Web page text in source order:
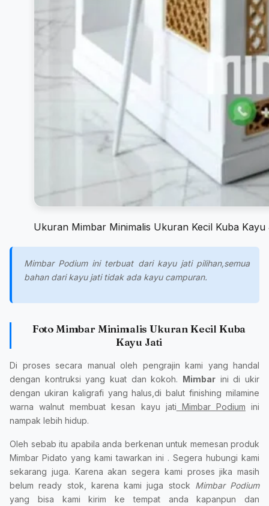
Ukuran Mimbar Minimalis Ukuran Kecil Kuba Kayu
Mimbar Podium ini terbuat dari kayu jati pilihan,semua
bahan dari kayu jati tidak ada kayu campuran.
Foto Mimbar Minimalis Ukuran Kecil Kuba
Kayu Jati
Di proses secara manual oleh pengrajin kami yang handal
dengan kontruksi yang kuat dan kokoh. Mimbar ini di ukir
dengan ukiran kaligrafi yang halus,di balut finishing milamine
warna walnut membuat kesan kayu jati Mimbar Podium ini
nampak lebih hidup.
Oleh sebab itu apabila anda berkenan untuk memesan produk
Mimbar Pidato yang kami tawarkan ini . Segera hubungi kami
sekarang juga. Karena akan segera kami proses jika masih
belum ready stok, karena kami juga stock Mimbar Podium
yang bisa kami kirim ke tempat anda kapanpun dan